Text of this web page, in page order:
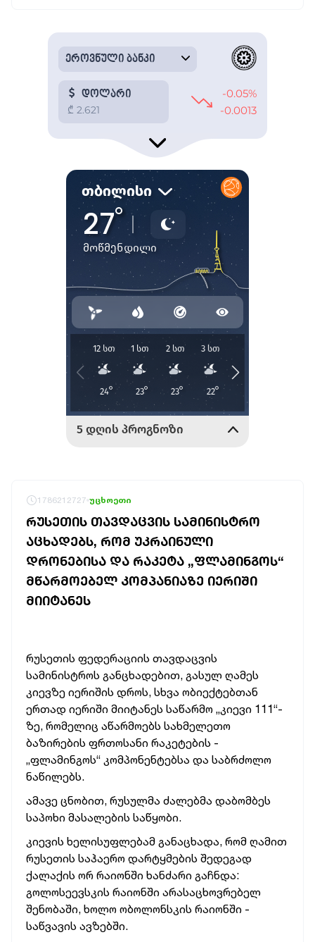
1786212727 უცხოეთი
ᲠᲣᲡᲔᲗᲘᲡ ᲗᲐᲕᲓᲐᲪᲕᲘᲡ ᲡᲐᲛᲘᲜᲘᲡᲢᲠᲝ
ᲐᲪᲮᲐᲓᲔᲑᲡ, ᲠᲝᲛ ᲣᲙᲠᲐᲘᲜᲣᲚᲘ
ᲓᲠᲝᲜᲔᲑᲘᲡᲐ ᲓᲐ ᲠᲐᲙᲔᲢᲐ „ᲤᲚᲐᲛᲘᲜᲒᲝᲡ“
ᲛᲬᲐᲠᲛᲝᲔᲑᲔᲚ ᲙᲝᲛᲞᲐᲜᲘᲐᲖᲔ ᲘᲔᲠᲘᲨᲘ
ᲛᲘᲘᲢᲐᲜᲔᲡ
რუსეთის ფედერაციის თავდაცვის
სამინისტროს განცხადებით, გასულ ღამეს
კიევზე იერიშის დროს, სხვა ობიექტებთან
ერთად იერიში მიიტანეს საწარმო „კიევი 111“-
ზე, რომელიც აწარმოებს სახმელეთო
ბაზირების ფრთოსანი რაკეტების -
„ფლამინგოს“ კომპონენტებსა და საბრძოლო
ნაწილებს.
ამავე ცნობით, რუსულმა ძალებმა დაბომბეს
საპოხი მასალების საწყობი.
კიევის ხელისუფლებამ განაცხადა, რომ ღამით
რუსეთის საჰაერო დარტყმების შედეგად
ქალაქის ორ რაიონში ხანძარი გაჩნდა:
გოლოსეევსკის რაიონში არასაცხოვრებელ
შენობაში, ხოლო ობოლონსკის რაიონში -
საწვავის ავზებში.